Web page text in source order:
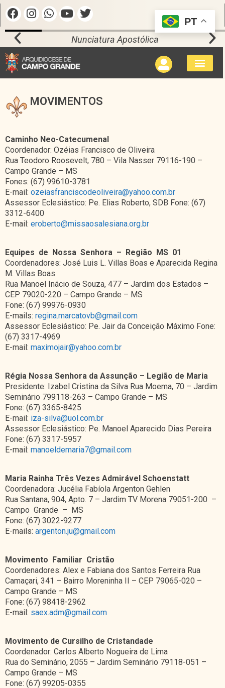
Nunciatura Apostólica
MOVIMENTOS
Caminho Neo-Catecumenal
Coordenador: Ozéias Francisco de Oliveira
Rua Teodoro Roosevelt, 780 – Vila Nasser 79116-190 –
Campo Grande – MS
Fones: (67) 99610-3781
E-mail: ozeiasfranciscodeoliveira@yahoo.com.br
Assessor Eclesiástico: Pe. Elias Roberto, SDB Fone: (67)
3312-6400
E-mail: eroberto@missaosalesiana.org.br
Equipes de Nossa Senhora – Região MS 01
Coordenadores: José Luis L. Villas Boas e Aparecida Regina
M. Villas Boas
Rua Manoel Inácio de Souza, 477 – Jardim dos Estados –
CEP 79020-220 – Campo Grande – MS
Fone: (67) 99976-0930
E-mails: regina.marcatovb@gmail.com
Assessor Eclesiástico: Pe. Jair da Conceição Máximo Fone:
(67) 3317-4969
E-mail: maximojair@yahoo.com.br
Régia Nossa Senhora da Assunção – Legião de Maria
Presidente: Izabel Cristina da Silva Rua Moema, 70 – Jardim
Seminário 799118-263 – Campo Grande – MS
Fone: (67) 3365-8425
E-mail: iza-silva@uol.com.br
Assessor Eclesiástico: Pe. Manoel Aparecido Dias Pereira
Fone: (67) 3317-5957
E-mail: manoeldemaria7@gmail.com
Maria Rainha Três Vezes Admirável Schoenstatt
Coordenadora: Jucélia Fabíola Argenton Gehlen
Rua Santana, 904, Apto. 7 – Jardim TV Morena 79051-200 –
Campo Grande – MS
Fone: (67) 3022-9277
E-mails: argenton.ju@gmail.com
Movimento Familiar Cristão
Coordenadores: Alex e Fabiana dos Santos Ferreira Rua
Camaçari, 341 – Bairro Moreninha II – CEP 79065-020 –
Campo Grande – MS
Fone: (67) 98418-2962
E-mail: saex.adm@gmail.com
Movimento de Cursilho de Cristandade
Coordenador: Carlos Alberto Nogueira de Lima
Rua do Seminário, 2055 – Jardim Seminário 79118-051 –
Campo Grande – MS
Fone: (67) 99205-0355
PT